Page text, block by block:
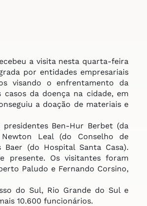
a visita nesta quarta-feira
por entidades empresariais
visando o enfrentamento da
da doença na cidade, em
a doação de materiais e
Ben-Hur Berbet (da
Leal (do Conselho de
(do Hospital Santa Casa).
presente. Os visitantes foram
Paludo e Fernando Corsino,
do Sul, Rio Grande do Sul e
10.600 funcionários.